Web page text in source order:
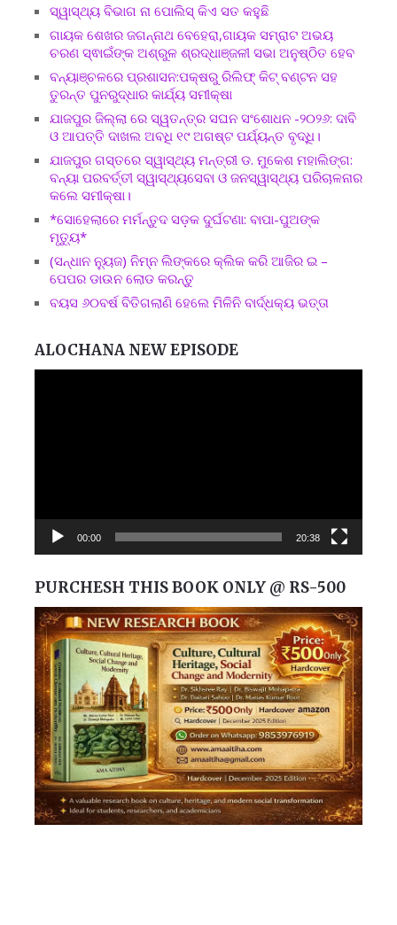
ସ୍ୱାସ୍ଥ୍ୟ ବିଭାଗ ନା ପୋଲିସ୍ କିଏ ସତ କହୁଛି
ଗାୟକ ଶେଖର ଜଗନ୍ନାଥ ବେହେରା,ଗାୟକ ସମ୍ରାଟ ଅଭୟ
ଚରଣ ସ୍ଵାଇଁଙ୍କ ଅଶ୍ରୁଳ ଶ୍ରଦ୍ଧାଞ୍ଜଳୀ ସଭା ଅନୁଷ୍ଠିତ ହେବ
ବନ୍ୟାଞ୍ଚଳରେ ପ୍ରଶାସନ:ପକ୍ଷରୁ ରିଲିଫ୍ କିଟ୍ ବଣ୍ଟନ ସହ
ତୁରନ୍ତ ପୁନରୁଦ୍ଧାର କାର୍ଯ୍ୟ ସମୀକ୍ଷା
ଯାଜପୁର ଜିଲ୍ଲା ରେ ସ୍ୱତନ୍ତ୍ର ସଘନ ସଂଶୋଧନ -୨୦୨୬: ଦାବି
ଓ ଆପତ୍ତି ଦାଖଲ ଅବଧି ୧୯ ଅଗଷ୍ଟ ପର୍ଯ୍ୟନ୍ତ ବୃଦ୍ଧି।
ଯାଜପୁର ଗସ୍ତରେ ସ୍ୱାସ୍ଥ୍ୟ ମନ୍ତ୍ରୀ ଡ. ମୁକେଶ ମହାଲିଙ୍ଗ:
ବନ୍ୟା ପରବର୍ତ୍ତୀ ସ୍ୱାସ୍ଥ୍ୟସେବା ଓ ଜନସ୍ୱାସ୍ଥ୍ୟ ପରିଚାଳନାର
କଲେ ସମୀକ୍ଷା।
*ସୋହେଲାରେ ମର୍ମନ୍ତୁଦ ସଡ଼କ ଦୁର୍ଘଟଣା: ବାପା-ପୁଅଙ୍କ
ମୃତ୍ୟୁ*
(ସନ୍ଧାନ ନ୍ୟୁଜ) ନିମ୍ନ ଲିଙ୍କରେ କ୍ଲିକ କରି ଆଜିର ଇ –
ପେପର ଡାଉନ ଲୋଡ କରନ୍ତୁ
ବୟସ ୬୦ବର୍ଷ ବିତିଗଲାଣି ହେଲେ ମିଳିନି ବାର୍ଦ୍ଧକ୍ୟ ଭତ୍ତା
ALOCHANA NEW EPISODE
00:00 20:38
PURCHESH THIS BOOK ONLY @ RS-500